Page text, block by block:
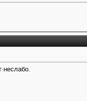
неслабо.